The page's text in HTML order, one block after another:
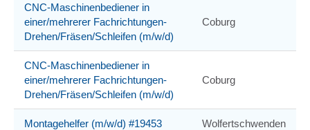
CNC-Maschinenbediener in
einer/mehrerer Fachrichtungen-
Drehen/Fräsen/Schleifen (m/w/d)
Coburg
CNC-Maschinenbediener in
einer/mehrerer Fachrichtungen-
Drehen/Fräsen/Schleifen (m/w/d)
Coburg
Montagehelfer (m/w/d) #19453 Wolfertschwenden